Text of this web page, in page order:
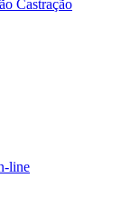
Castração
line